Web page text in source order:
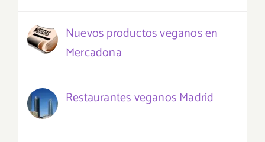
Nuevos productos veganos en
Mercadona
Restaurantes veganos Madrid